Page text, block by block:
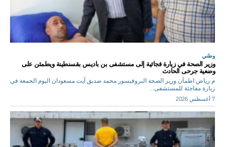
وطني
وزير الصحة في زيارة فجائية إلى مستشفى بن باديس بقسنطينة ويطمئن على
وضعية جرحى الحادث
م.رياض اطمأن وزير الصحة البروفيسور محمد صديق آيت مسعودان اليوم الجمعة في
زيارة مفاجئة للمستشفى...
7 أغسطس 2026